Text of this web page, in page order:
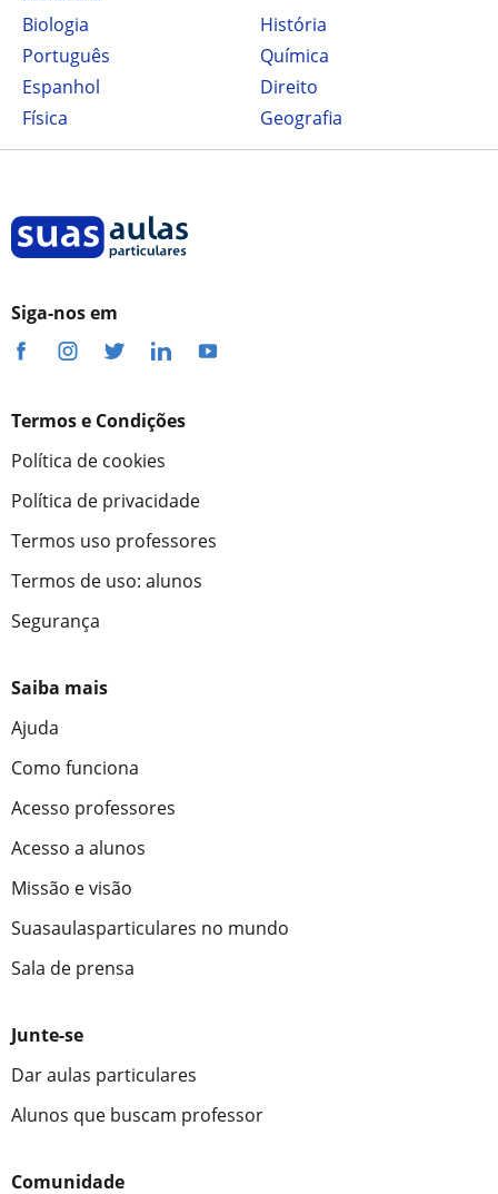
Biologia
História
Português
Química
Espanhol
Direito
Física
Geografia
Siga-nos em
Termos e Condições
Política de cookies
Política de privacidade
Termos uso professores
Termos de uso: alunos
Segurança
Saiba mais
Ajuda
Como funciona
Acesso professores
Acesso a alunos
Missão e visão
Suasaulasparticulares no mundo
Sala de prensa
Junte-se
Dar aulas particulares
Alunos que buscam professor
Comunidade